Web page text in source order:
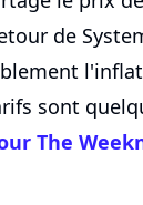
de
sont
The